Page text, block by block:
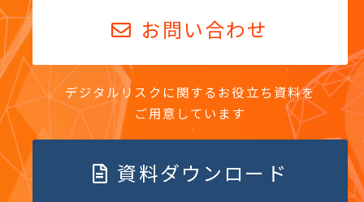
お問い合わせ
デジタルリスクに関するお役立ち資料を
ご用意しています
資料ダウンロード